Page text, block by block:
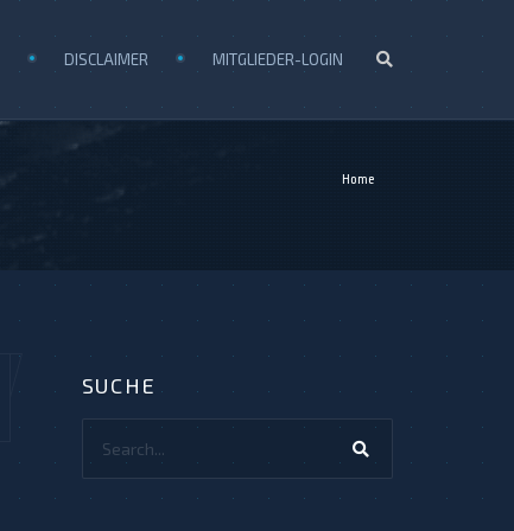
DISCLAIMER MITGLIEDER-LOGIN
Home
SUCHE
Search...